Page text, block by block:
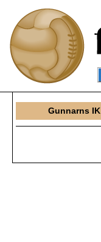
Gunnarns IK